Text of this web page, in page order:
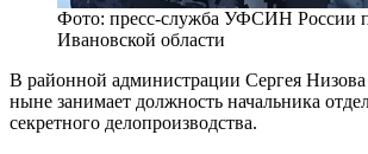
Фото: пресс-служба УФСИН России
Ивановской области
В районной администрации Сергея
ныне занимает должность начальника
секретного делопроизводства.